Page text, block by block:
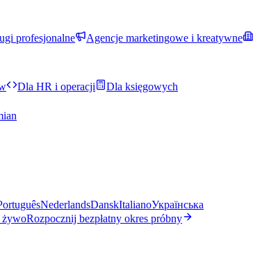
profesjonalne Agencje marketingowe i kreatywne
Dla HR i operacji Dla księgowych
NederlandsDanskItalianoУкраїнська
żywoRozpocznij bezpłatny okres próbny